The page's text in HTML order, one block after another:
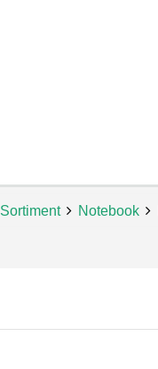
Sortiment Notebook